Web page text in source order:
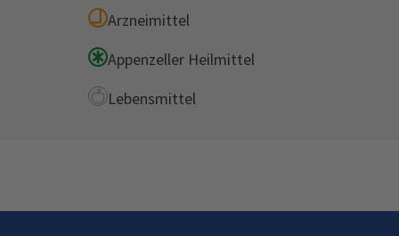
Arzneimittel
Appenzeller Heilmittel
Lebensmittel